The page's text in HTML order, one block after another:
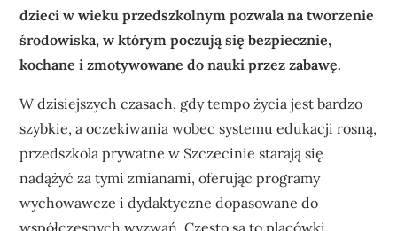
dzieci w wieku przedszkolnym pozwala na tworzenie
środowiska, w którym poczują się bezpiecznie,
kochane i zmotywowane do nauki przez zabawę.
W dzisiejszych czasach, gdy tempo życia jest bardzo
szybkie, a oczekiwania wobec systemu edukacji rosną,
przedszkola prywatne w Szczecinie starają się
nadążyć za tymi zmianami, oferując programy
wychowawcze i dydaktyczne dopasowane do
współczesnych wyzwań. Często są to placówki